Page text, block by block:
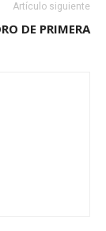
Artículo siguiente
DE PRIMERA